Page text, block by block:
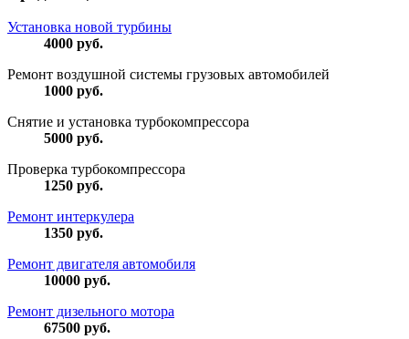
Установка новой турбины
4000 руб.
Ремонт воздушной системы грузовых автомобилей
1000 руб.
Снятие и установка турбокомпрессора
5000 руб.
Проверка турбокомпрессора
1250 руб.
Ремонт интеркулера
1350 руб.
Ремонт двигателя автомобиля
10000 руб.
Ремонт дизельного мотора
67500 руб.